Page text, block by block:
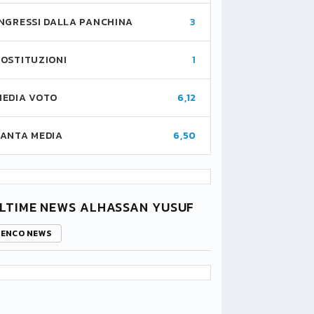
DALLA PANCHINA 3
1
VOTO 6,12
MEDIA 6,50
NEWS ALHASSAN YUSUF
NEWS